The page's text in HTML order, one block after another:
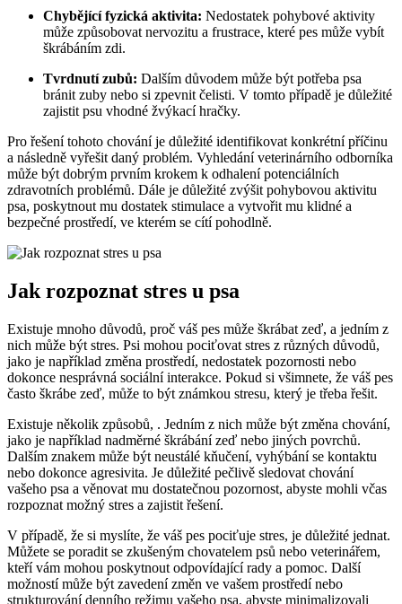
Chybějící fyzická aktivita: Nedostatek pohybové aktivity
může způsobovat nervozitu a frustrace, které pes může vybít
škrábáním zdi.
Tvrdnutí zubů: Dalším důvodem může být potřeba psa
bránit zuby nebo si zpevnit čelisti. V tomto případě je důležité
zajistit psu vhodné žvýkací hračky.
Pro řešení tohoto chování je důležité identifikovat konkrétní příčinu
a následně vyřešit daný problém. Vyhledání veterinárního odborníka
může být dobrým prvním krokem k odhalení potenciálních
zdravotních problémů. Dále je důležité zvýšit pohybovou aktivitu
psa, poskytnout mu dostatek stimulace a vytvořit mu klidné a
bezpečné prostředí, ve kterém se cítí pohodlně.
Jak rozpoznat stres u psa
Existuje mnoho důvodů, proč váš pes může škrábat zeď, a jedním z
nich může být stres. Psi mohou pociťovat stres z různých důvodů,
jako je například změna prostředí, nedostatek pozornosti nebo
dokonce nesprávná sociální interakce. Pokud si všimnete, že váš pes
často škrábe zeď, může to být známkou stresu, který je třeba řešit.
Existuje několik způsobů, . Jedním z nich může být změna chování,
jako je například nadměrné škrábání zeď nebo jiných povrchů.
Dalším znakem může být neustálé kňučení, vyhýbání se kontaktu
nebo dokonce agresivita. Je důležité pečlivě sledovat chování
vašeho psa a věnovat mu dostatečnou pozornost, abyste mohli včas
rozpoznat možný stres a zajistit řešení.
V případě, že si myslíte, že váš pes pociťuje stres, je důležité jednat.
Můžete se poradit se zkušeným chovatelem psů nebo veterinářem,
kteří vám mohou poskytnout odpovídající rady a pomoc. Další
možností může být zavedení změn ve vašem prostředí nebo
strukturování denního režimu vašeho psa, abyste minimalizovali